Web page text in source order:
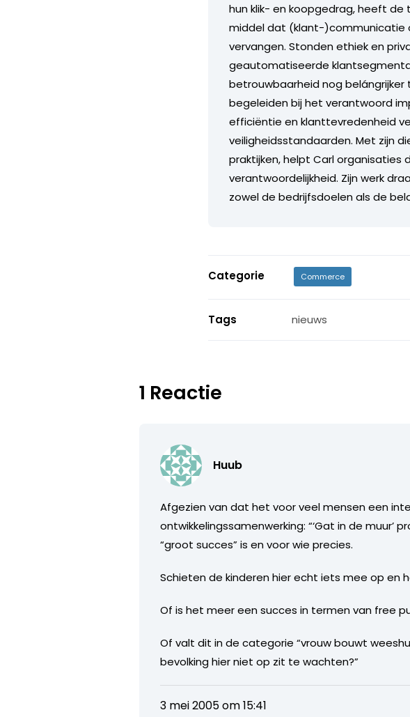
hun klik- en koopgedrag, heeft
middel dat (klant-)communicatie
vervangen. Stonden ethiek en
geautomatiseerde
betrouwbaarheid nog
begeleiden bij het verantwoord
efficiëntie en klanttevredenheid
veiligheidsstandaarden. Met zijn
praktijken, helpt Carl organisaties
verantwoordelijkheid. Zijn werk
zowel de bedrijfsdoelen als de
Categorie Commerce
Tags nieuws
1 Reactie
Huub
Afgezien van dat het voor veel mensen een
ontwikkelingssamenwerking: “‘Gat in de
“groot succes” is en voor wie precies.
Schieten de kinderen hier echt iets mee op en
Of is het meer een succes in termen van free
Of valt dit in de categorie “vrouw bouwt
bevolking hier niet op zit te wachten?”
3 mei 2005 om 15:41